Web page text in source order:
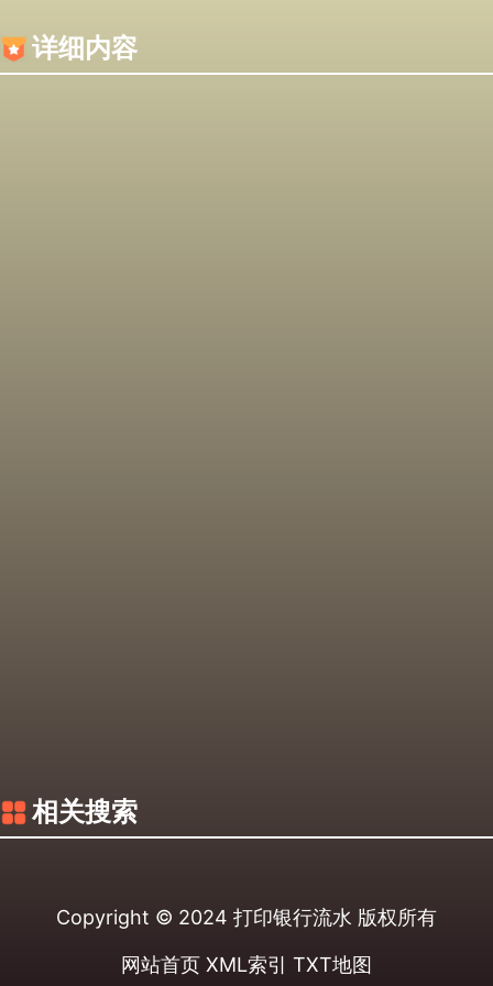
详细内容
相关搜索
Copyright © 2024 打印银行流水 版权所有
网站首页 XML索引 TXT地图